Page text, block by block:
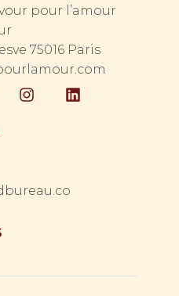
pour l’amour
75016 Paris